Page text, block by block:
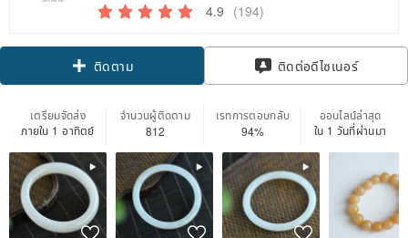
4.9 (194)
ติดตาม ติดต่อดีไซเนอร์
เตรียมจัดส่ง
ภายใน 1 อาทิตย์
จำนวนผู้ติดตาม
812
เรทการตอบกลับ
94%
ออนไลน์ล่าสุด
ใน 1 วันที่ผ่านมา